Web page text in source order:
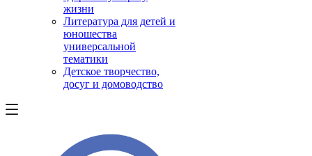
жизни
Литература для детей и
юношества
универсальной
тематики
Детское творчество,
досуг и домоводство